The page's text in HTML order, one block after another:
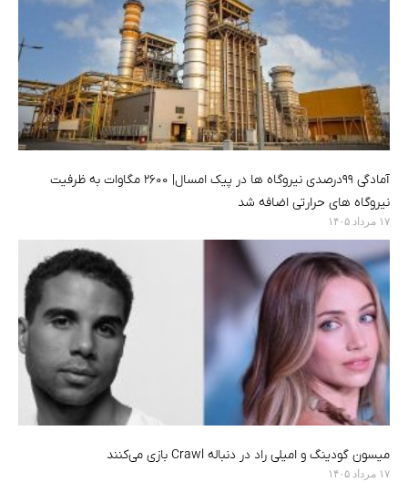
آمادگی ۹۹درصدی نیروگاه ها در پیک امسال| ۲۶۰۰ مگاوات به ظرفیت
نیروگاه های حرارتی اضافه شد
۱۷ مرداد ۱۴۰۵
میسون گودینگ و امیلی راد در دنباله Crawl بازی می‌کنند
۱۷ مرداد ۱۴۰۵